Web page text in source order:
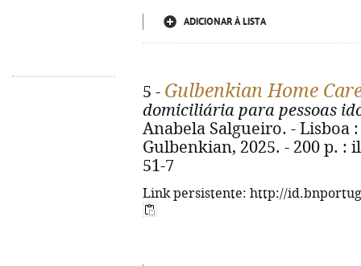
ADICIONAR À LISTA
5 - Gulbenkian Home
domiciliária para pessoas
Anabela Salgueiro. - Lisboa
Gulbenkian, 2025. - 200 p. :
51-7
Link persistente: http://